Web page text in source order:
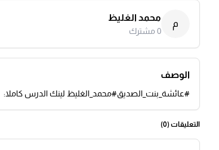
م
محمد الغليظ
0مشترك
الوصف
#عائشة_بنت_الصديق#محمد_الغليظ لينك الدرس كاملا:
التعليقات (0
)